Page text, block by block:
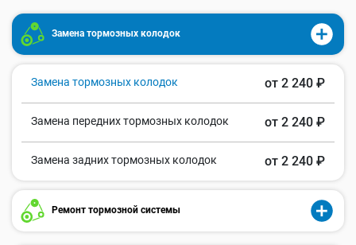
Замена тормозных колодок
Замена тормозных колодок от 2 240 ₽
Замена передних тормозных колодок от 2 240 ₽
Замена задних тормозных колодок от 2 240 ₽
Ремонт тормозной системы